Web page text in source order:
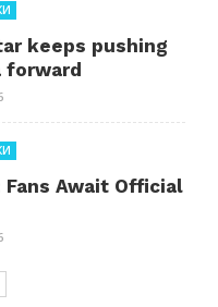
keeps pushing
forward
Await Official